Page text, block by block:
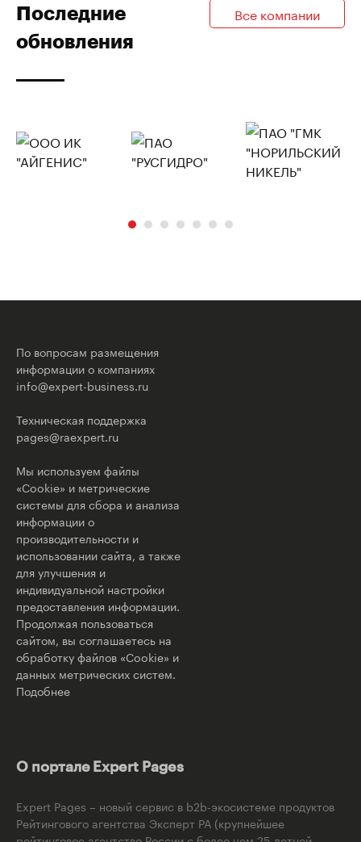
Последние
обновления
Все компании
По вопросам размещения
информации о компаниях
info@expert-business.ru
Техническая поддержка
pages@raexpert.ru
Мы используем файлы
«Cookie» и метрические
системы для сбора и анализа
информации о
производительности и
использовании сайта, а также
для улучшения и
индивидуальной настройки
предоставления информации.
Продолжая пользоваться
сайтом, вы соглашаетесь на
обработку файлов «Cookie» и
данных метрических систем.
Подобнее
О портале Expert Pages
Expert Pages – новый сервис в b2b-экосистеме продуктов
Рейтингового агентства Эксперт РА (крупнейшее